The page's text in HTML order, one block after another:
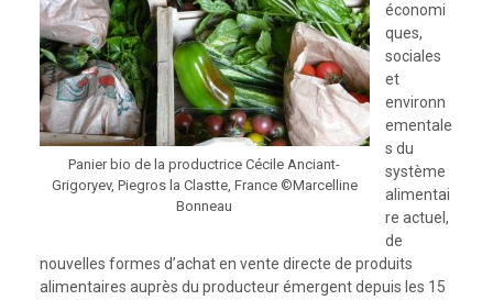
Panier bio de la productrice Cécile Anciant-
Grigoryev, Piegros la Clastte, France ©Marcelline
Bonneau
économi
ques,
sociales
et
environn
ementale
s du
système
alimentai
re actuel,
de
nouvelles formes d’achat en vente directe de produits
alimentaires auprès du producteur émergent depuis les 15